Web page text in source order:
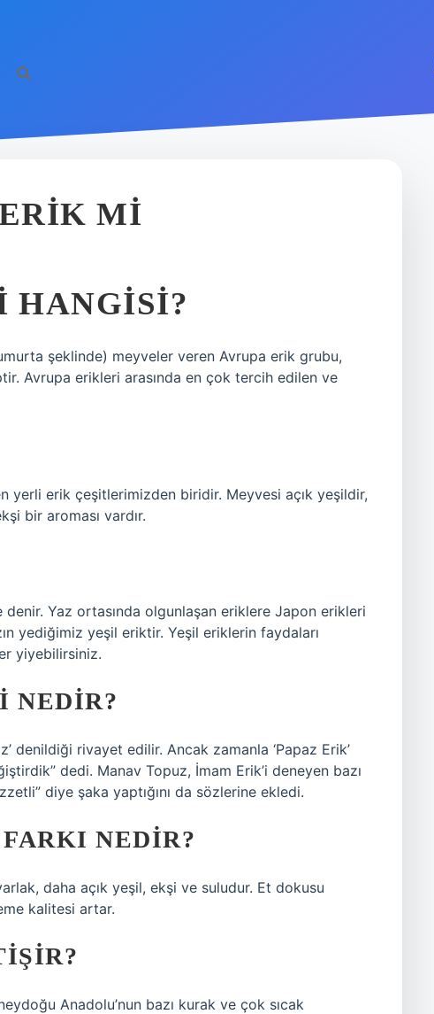
MI
HANGISI?
şeklinde) meyveler veren Avrupa erik grubu,
Avrupa erikleri arasında en çok tercih edilen ve
yerli erik çeşitlerimizden biridir. Meyvesi açık yeşildir,
bir aroması vardır.
Yaz ortasında olgunlaşan eriklere Japon erikleri
yediğimiz yeşil eriktir. Yeşil eriklerin faydaları
yiyebilirsiniz.
NEDIR?
denildiği rivayet edilir. Ancak zamanla ‘Papaz Erik’
dedi. Manav Topuz, İmam Erik’i deneyen bazı
diye şaka yaptığını da sözlerine ekledi.
NEDIR?
daha açık yeşil, ekşi ve suludur. Et dokusu
kalitesi artar.
Anadolu’nun bazı kurak ve çok sıcak